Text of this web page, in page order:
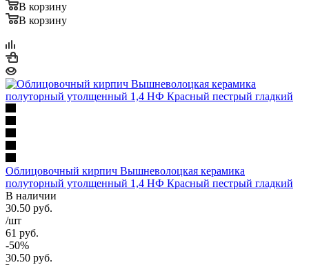
В корзину
В корзину
Облицовочный кирпич Вышневолоцкая керамика
полуторный утолщенный 1,4 НФ Красный пестрый гладкий
В наличии
30.50 руб.
/шт
61 руб.
-50%
30.50 руб.